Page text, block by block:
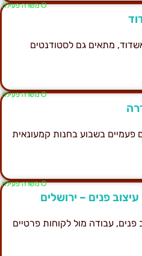
Ο משרה פעילה
מתאים גם לסטודנטים
Ο משרה פעילה
בשבוע בחנות קמעונאית
Ο משרה פעילה
פנים – ירושלים
עבודה מול לקוחות פרטיים